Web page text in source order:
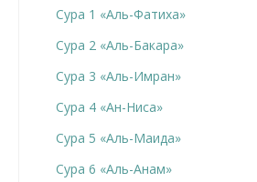
Сура 1 «Аль-Фатиха»
Сура 2 «Аль-Бакара»
Сура 3 «Аль-Имран»
Сура 4 «Ан-Ниса»
Сура 5 «Аль-Маида»
Сура 6 «Аль-Анам»